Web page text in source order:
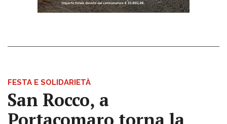
FESTA E SOLIDARIETÀ
San Rocco, a